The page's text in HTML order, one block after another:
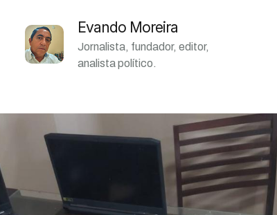
Evando Moreira
Jornalista, fundador, editor,
analista político.